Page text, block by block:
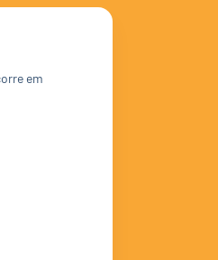
em